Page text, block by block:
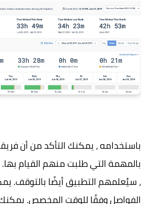
باستخدامه ، يمكنك التأكد من أن
بالمهمة التي طلبت منهم القيام
، سيُعلمهم التطبيق أيضًا بالتوقف.
الفواصل وفقًا للوقت المخصص.